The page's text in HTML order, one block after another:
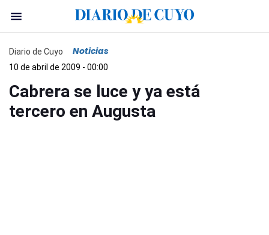
Diario de Cuyo Noticias
10 de abril de 2009 - 00:00
Cabrera se luce y ya está
tercero en Augusta